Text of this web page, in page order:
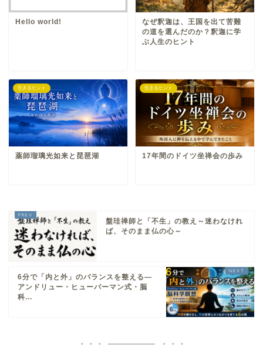
Hello world!
なぜ釈迦は、王国を出て苦難
の道を選んだのか？釈迦に学
ぶ人生のヒント
生きるヒント
薬師瑠璃光如来と琵琶湖
生きるヒント
17年間のドイツ坐禅会の歩み
盤珪禅師と「不生」の教え～迷わなけれ
ば、そのまま仏の心～
6分で「内と外」のバランスを整える—
アンドリュー・ヒューバーマン式・脳
科...